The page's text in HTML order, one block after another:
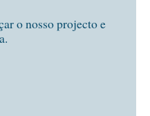
o nosso projecto e